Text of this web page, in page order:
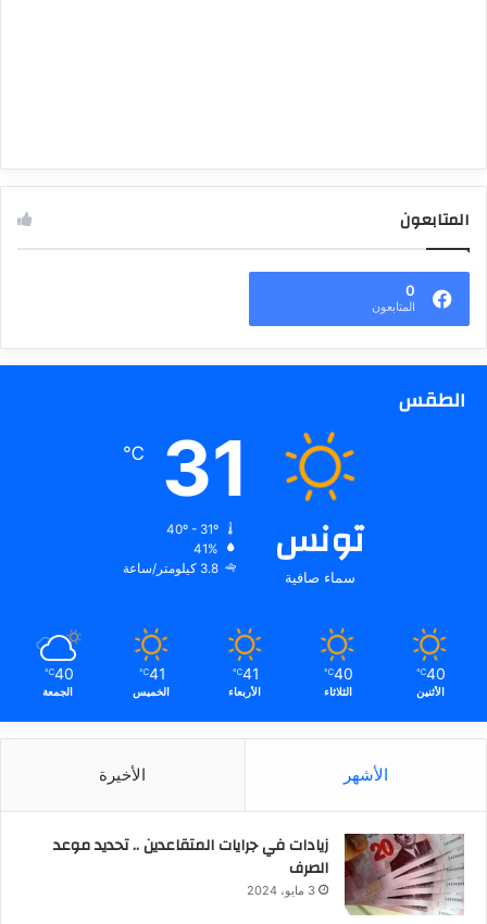
المتابعون
0
المتابعون
الطقس
تونس
سماء صافية
31
℃
41%
3.8 كيلومتر/ساعة
40
℃
الأثنين
40
℃
الثلاثاء
41
℃
الأربعاء
41
℃
الخميس
40
℃
الجمعة
الأشهر الأخيرة
زيادات في جرايات المتقاعدين .. تحديد موعد
الصرف
3 مايو، 2024